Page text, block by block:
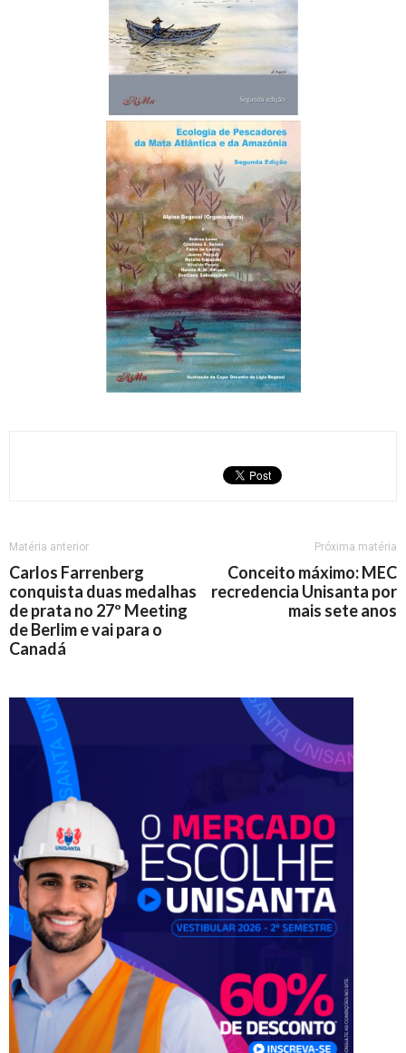
Matéria anterior
Carlos Farrenberg
conquista duas medalhas
de prata no 27º Meeting
de Berlim e vai para o
Canadá
Próxima matéria
Conceito máximo: MEC
recredencia Unisanta por
mais sete anos